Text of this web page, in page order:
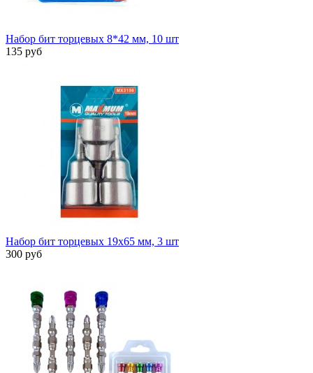
Набор бит торцевых 8*42 мм, 10 шт
135 руб
Набор бит торцевых 19x65 мм, 3 шт
300 руб